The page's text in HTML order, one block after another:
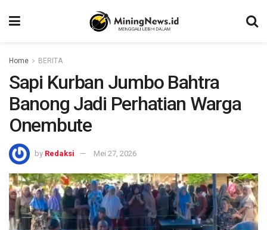
Home BERITA
Sapi Kurban Jumbo Bahtra
Banong Jadi Perhatian Warga
Onembute
by Redaksi Mei 27, 2026